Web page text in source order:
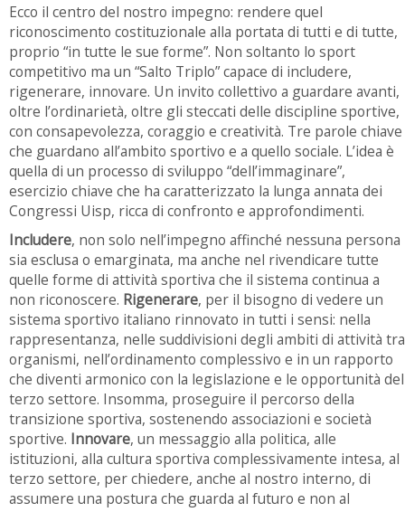
Ecco il centro del nostro impegno: rendere quel
riconoscimento costituzionale alla portata di tutti e di tutte,
proprio “in tutte le sue forme”. Non soltanto lo sport
competitivo ma un “Salto Triplo” capace di includere,
rigenerare, innovare. Un invito collettivo a guardare avanti,
oltre l’ordinarietà, oltre gli steccati delle discipline sportive,
con consapevolezza, coraggio e creatività. Tre parole chiave
che guardano all’ambito sportivo e a quello sociale. L’idea è
quella di un processo di sviluppo “dell’immaginare”,
esercizio chiave che ha caratterizzato la lunga annata dei
Congressi Uisp, ricca di confronto e approfondimenti.
Includere, non solo nell’impegno affinché nessuna persona
sia esclusa o emarginata, ma anche nel rivendicare tutte
quelle forme di attività sportiva che il sistema continua a
non riconoscere. Rigenerare, per il bisogno di vedere un
sistema sportivo italiano rinnovato in tutti i sensi: nella
rappresentanza, nelle suddivisioni degli ambiti di attività tra
organismi, nell’ordinamento complessivo e in un rapporto
che diventi armonico con la legislazione e le opportunità del
terzo settore. Insomma, proseguire il percorso della
transizione sportiva, sostenendo associazioni e società
sportive. Innovare, un messaggio alla politica, alle
istituzioni, alla cultura sportiva complessivamente intesa, al
terzo settore, per chiedere, anche al nostro interno, di
assumere una postura che guarda al futuro e non al